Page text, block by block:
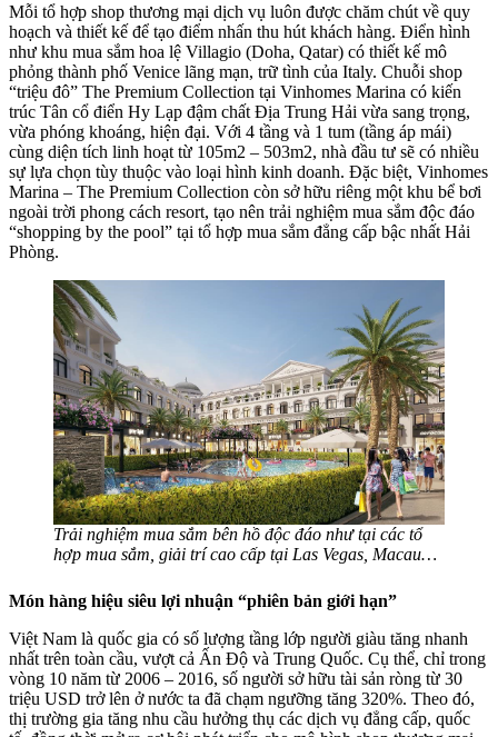
Mỗi tổ hợp shop thương mại dịch vụ luôn được chăm chút về quy
hoạch và thiết kế để tạo điểm nhấn thu hút khách hàng. Điển hình
như khu mua sắm hoa lệ Villagio (Doha, Qatar) có thiết kế mô
phỏng thành phố Venice lãng mạn, trữ tình của Italy. Chuỗi shop
“triệu đô” The Premium Collection tại Vinhomes Marina có kiến
trúc Tân cổ điển Hy Lạp đậm chất Địa Trung Hải vừa sang trọng,
vừa phóng khoáng, hiện đại. Với 4 tầng và 1 tum (tầng áp mái)
cùng diện tích linh hoạt từ 105m2 – 503m2, nhà đầu tư sẽ có nhiều
sự lựa chọn tùy thuộc vào loại hình kinh doanh. Đặc biệt, Vinhomes
Marina – The Premium Collection còn sở hữu riêng một khu bể bơi
ngoài trời phong cách resort, tạo nên trải nghiệm mua sắm độc đáo
“shopping by the pool” tại tổ hợp mua sắm đẳng cấp bậc nhất Hải
Phòng.
Trải nghiệm mua sắm bên hồ độc đáo như tại các tổ
hợp mua sắm, giải trí cao cấp tại Las Vegas, Macau…
Món hàng hiệu siêu lợi nhuận “phiên bản giới hạn”
Việt Nam là quốc gia có số lượng tầng lớp người giàu tăng nhanh
nhất trên toàn cầu, vượt cả Ấn Độ và Trung Quốc. Cụ thể, chỉ trong
vòng 10 năm từ 2006 – 2016, số người sở hữu tài sản ròng từ 30
triệu USD trở lên ở nước ta đã chạm ngưỡng tăng 320%. Theo đó,
thị trường gia tăng nhu cầu hưởng thụ các dịch vụ đẳng cấp, quốc